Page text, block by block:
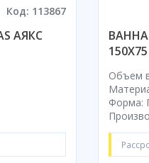
Код: 113867
АЯКС
ВАННА
Объем
Форма: